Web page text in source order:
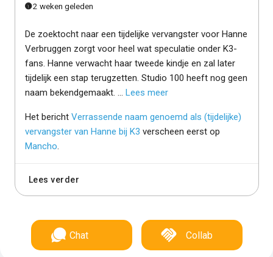
2 weken geleden
De zoektocht naar een tijdelijke vervangster voor Hanne
Verbruggen zorgt voor heel wat speculatie onder K3-
fans. Hanne verwacht haar tweede kindje en zal later
tijdelijk een stap terugzetten. Studio 100 heeft nog geen
naam bekendgemaakt. ... Lees meer
Het bericht Verrassende naam genoemd als (tijdelijke)
vervangster van Hanne bij K3 verscheen eerst op
Mancho
Lees verder
Chat Collab